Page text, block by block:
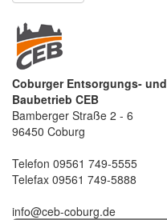
Coburger Entsorgungs- und
Baubetrieb CEB
Bamberger Straße 2 - 6
96450 Coburg
Telefon 09561 749-5555
Telefax 09561 749-5888
info@ceb-coburg.de